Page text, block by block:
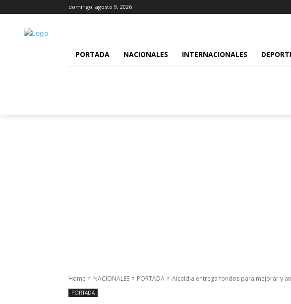
domingo, agosto 9, 2026
PORTADA NACIONALES INTERNACIONALES
Home NACIONALES PORTADA Alcaldía entrega fondos para mejorar y
PORTADA